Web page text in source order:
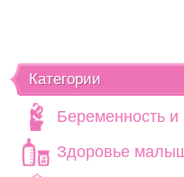
Категории
Беременность
Здоровье